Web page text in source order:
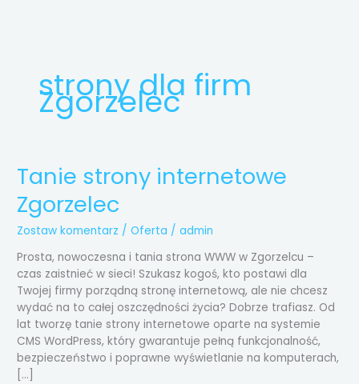
strony dla firm
Zgorzelec
Tanie strony internetowe
Zgorzelec
Zostaw komentarz /Oferta /admin
Prosta, nowoczesna i tania strona WWW w Zgorzelcu –
czas zaistnieć w sieci! Szukasz kogoś, kto postawi dla
Twojej firmy porządną stronę internetową, ale nie chcesz
wydać na to całej oszczędności życia? Dobrze trafiasz. Od
lat tworzę tanie strony internetowe oparte na systemie
CMS WordPress, który gwarantuje pełną funkcjonalność,
bezpieczeństwo i poprawne wyświetlanie na komputerach,
[…]
Tanie
strony
internetowe
Zgorzelec